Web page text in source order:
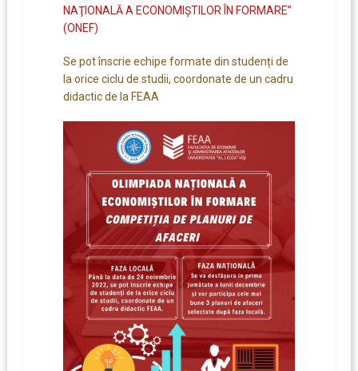
NAŢIONALĂ A ECONOMIŞTILOR ÎN FORMARE”
(ONEF)
Se pot înscrie echipe formate din studenți de
la orice ciclu de studii, coordonate de un cadru
didactic de la FEAA